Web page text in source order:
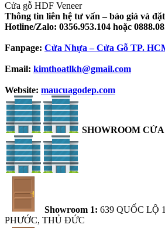
Cửa gỗ HDF Veneer
Thông tin liên hệ tư vấn – báo giá và
Hotline/Zalo: 0356.953.104 hoặc
Fanpage: Cửa Nhựa – Cửa Gỗ TP.
Email: kimthoatlkh@gmail.com
Website: maucuagodep.com
SHOWROOM
Showroom 1: 639 QUỐC LỘ
PHƯỚC, THỦ ĐỨC